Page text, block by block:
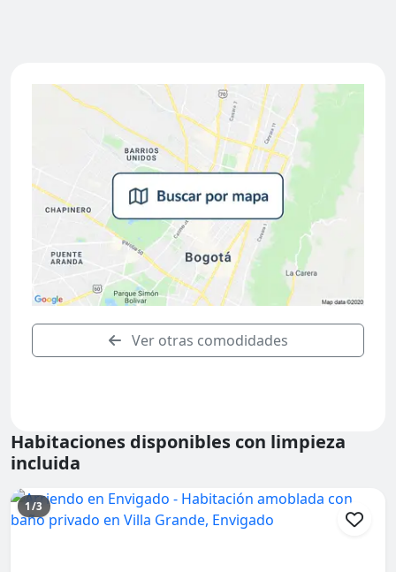
Ver otras comodidades
Habitaciones disponibles con limpieza
incluida
1/3